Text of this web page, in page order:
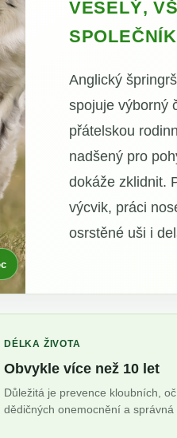
VESELÝ,
Anglický
spojuje výborný
přátelskou
nadšený pro
dokáže zklidnit.
výcvik, práci
osrstěné uši i
DÉLKA ŽIVOTA
Obvykle více než 10 let
Důležitá je prevence kloubních,
dědičných onemocnění a správná